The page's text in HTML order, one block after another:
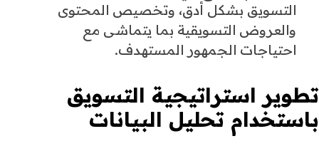
التسويق بشكل أدق، وتخصيص المحتوى
والعروض التسويقية بما يتماشى مع
احتياجات الجمهور المستهدف.
تطوير استراتيجية التسويق
باستخدام تحليل البيانات